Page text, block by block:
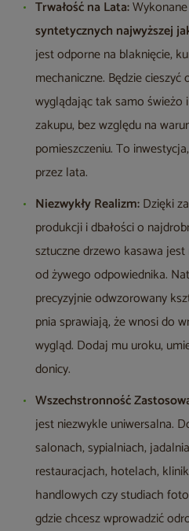
Trwałość na Lata:
syntetycznych najwyższej
jest odporne na blaknięcie,
mechaniczne. Będzie
wyglądając tak samo świeżo
zakupu, bez względu na
pomieszczeniu. To
przez lata.
Niezwykły Realizm:Dzięki
produkcji i dbałości o
sztuczne drzewo kasawa
od żywego odpowiednika.
precyzyjnie odwzorowany
pnia sprawiają, że wnosi do
wygląd. Dodaj mu uroku,
donicy.
Wszechstronność
jest niezwykle uniwersalna.
salonach, sypialniach,
restauracjach, hotelach,
handlowych czy studiach
gdzie chcesz wprowadzić